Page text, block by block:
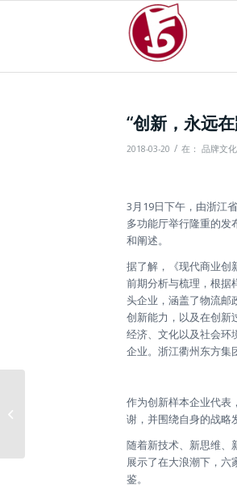
“创新，永远
2018-03-20 / 在： 品牌文化
3月19日下午，由浙江
多功能厅举行隆重的发
和阐述。
据了解，《现代商业创
前期分析与梳理，根据
头企业，涵盖了物流邮
创新能力，以及在创新
经济、文化以及社会环
企业。浙江衢州东方集
作为创新样本企业代表
谢，并围绕自身的战略
随着新技术、新思维、
展示了在大浪潮下，六
鉴。
东方集团与您相约2018春季大型人才